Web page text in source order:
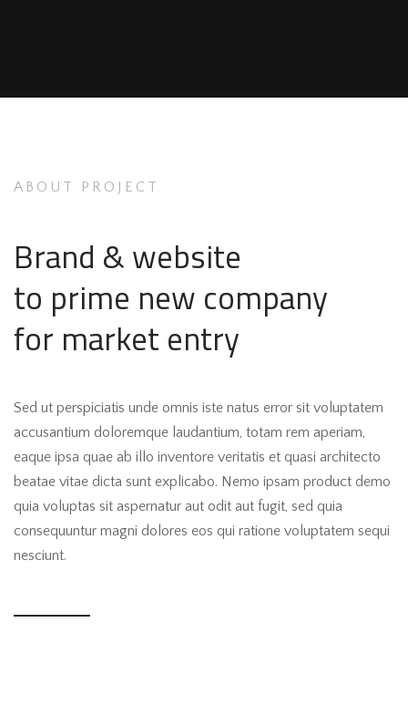
ABOUT PROJECT
Brand & website
to prime new company
for market entry
Sed ut perspiciatis unde omnis iste natus error sit voluptatem
accusantium doloremque laudantium, totam rem aperiam,
eaque ipsa quae ab illo inventore veritatis et quasi architecto
beatae vitae dicta sunt explicabo. Nemo ipsam product demo
quia voluptas sit aspernatur aut odit aut fugit, sed quia
consequuntur magni dolores eos qui ratione voluptatem sequi
nesciunt.